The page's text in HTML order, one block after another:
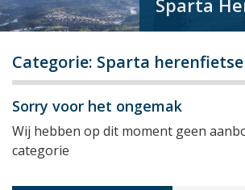
Categorie: Sparta
Sorry voor het ongemak
Wij hebben op dit moment geen
categorie